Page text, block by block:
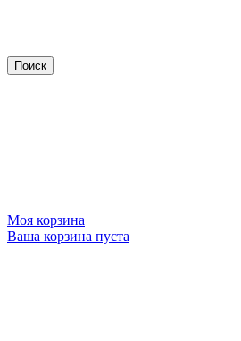
Моя корзина
Ваша корзина пуста